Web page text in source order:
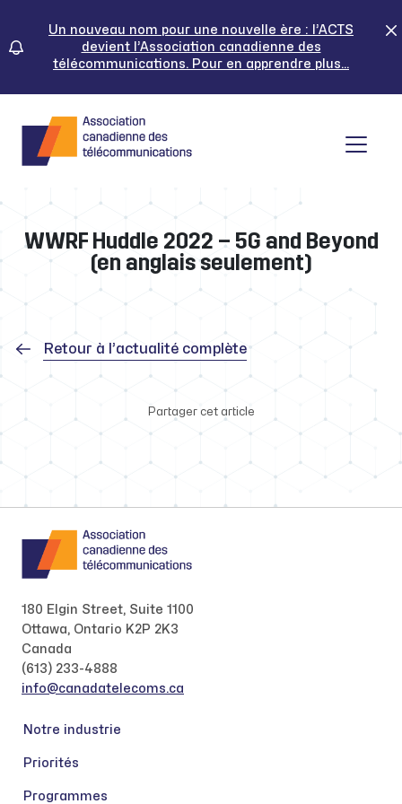
content
Un nouveau nom pour une nouvelle ère : l’ACTS
devient l’Association canadienne des
télécommunications. Pour en apprendre plus...
WWRF Huddle 2022 – 5G and Beyond
(en anglais seulement)
Retour à l’actualité complète
Partager cet article
180 Elgin Street, Suite 1100
Ottawa, Ontario K2P 2K3
Canada
(613) 233-4888
info@canadatelecoms.ca
Notre industrie
Priorités
Programmes